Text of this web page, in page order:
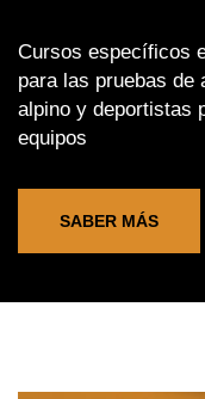
Cursos específicos
para las pruebas
alpino y deportistas
equipos
SABER MÁS